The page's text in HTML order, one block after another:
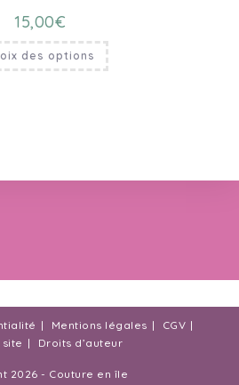
15,00€
des options
Mentions légales
CGV
site
Droits d’auteur
2026 - Couture en île